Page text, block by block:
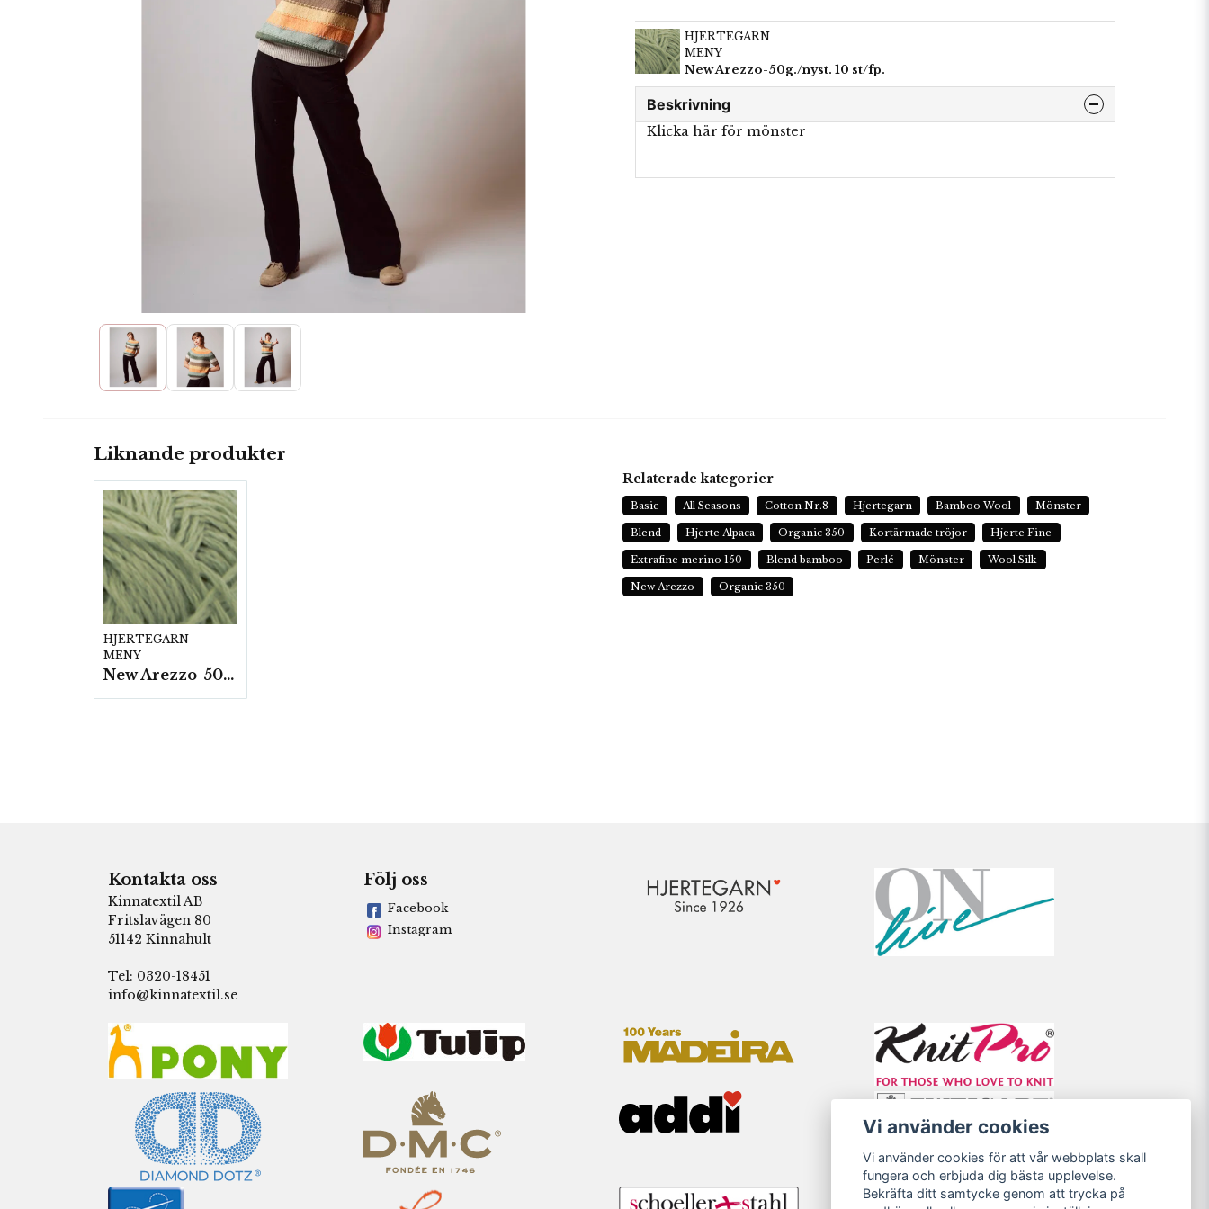
HJERTEGARN
MENY
New Arezzo-50g./nyst. 10 st/fp.
Beskrivning
Klicka här för mönster
Liknande produkter
HJERTEGARN
MENY
New Arezzo-50g./nyst. 10 st/fp.
Relaterade kategorier
Basic All Seasons Cotton Nr.8 Hjertegarn Bamboo Wool Mönster
Blend Hjerte Alpaca Organic 350 Kortärmade tröjor Hjerte Fine
Extrafine merino 150 Blend bamboo Perlé Mönster Wool Silk
New Arezzo Organic 350
Kontakta oss
Kinnatextil AB
Fritslavägen 80
51142 Kinnahult
Tel: 0320-18451
info@kinnatextil.se
Följ oss
Facebook
Instagram
Vi använder cookies
Vi använder cookies för att vår webbplats skall
fungera och erbjuda dig bästa upplevelse.
Bekräfta ditt samtycke genom att trycka på